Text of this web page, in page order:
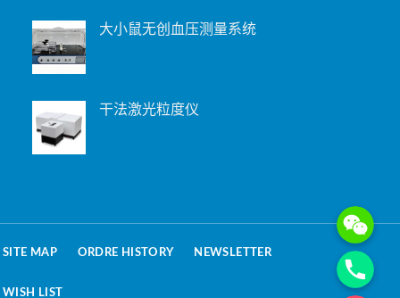
大小鼠无创血压测量系统
干法激光粒度仪
SITE MAP ORDRE HISTORY NEWSLETTER
WISH LIST
WeChat:
Phone
电子邮箱地址